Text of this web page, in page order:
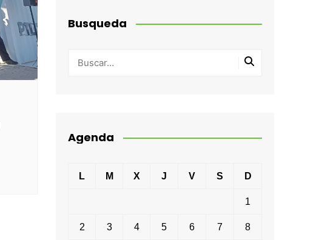
Busqueda
Agenda
L M X J V S D
1
2 3 4 5 6 7 8